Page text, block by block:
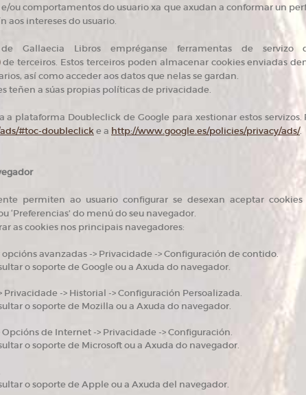
ou comportamentos do usuario xa que axudan a conformar un
intereses do usuario.
Gallaecia Libros empréganse ferramentas de servizo
de terceiros. Estos terceiros poden almacenar cookies enviadas
así como acceder aos datos que nelas se gardan.
teñen a súas propias políticas de privacidade.
a plataforma Doubleclick de Google para xestionar estos
#toc-doubleclicke a http://www.google.es/policies/privacy/ads/.
permiten ao usuario configurar se desexan aceptar cookies
‘Preferencias’ do menú do seu navegador.
as cookies nos principais navegadores:
avanzadas -> Privacidade -> Configuración de contido.
o soporte de Google ou a Axuda do navegador.
Privacidade -> Historial -> Configuración Persoalizada.
o soporte de Mozilla ou a Axuda do navegador.
de Internet -> Privacidade -> Configuración.
o soporte de Microsoft ou a Axuda do navegador.
o soporte de Apple ou a Axuda del navegador.